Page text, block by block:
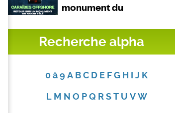
Recherche alpha
0 à 9 A BC D E FG H I J K
L M N O P Q R S T U V W